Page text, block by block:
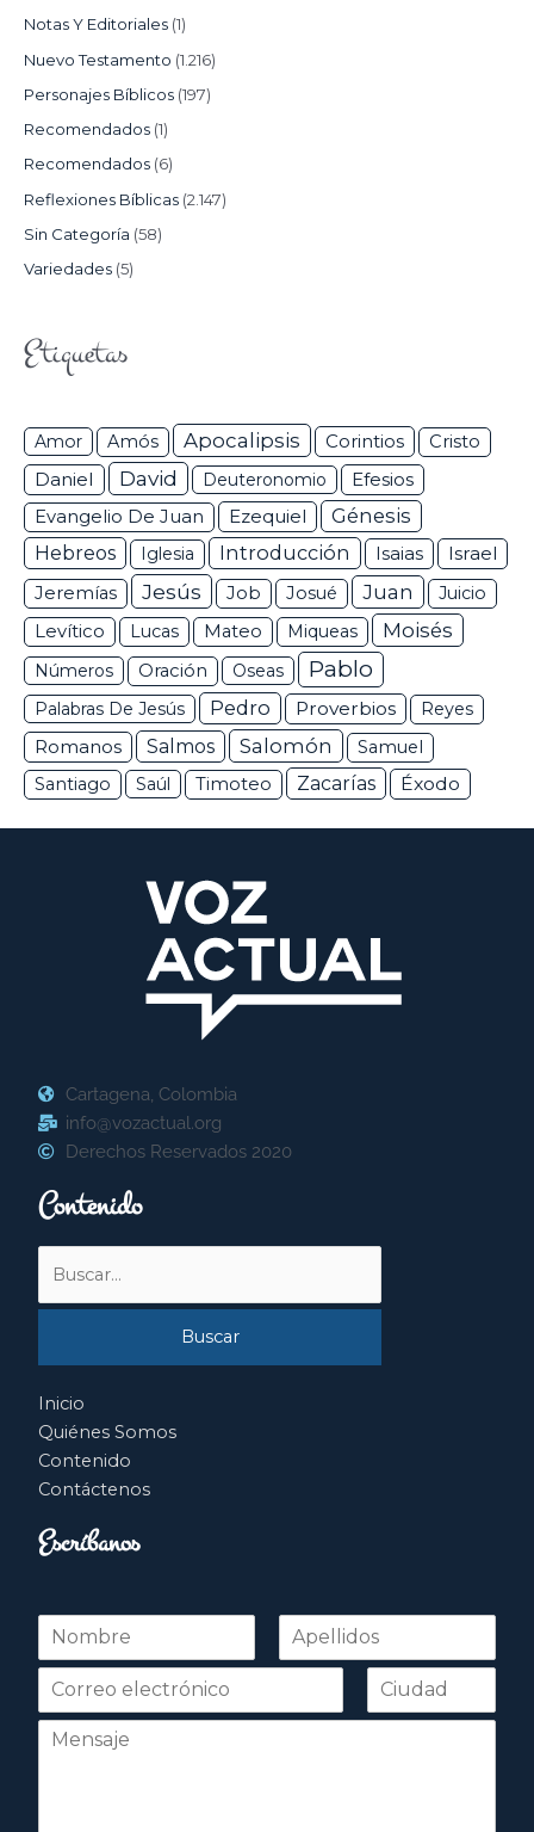
Notas Y Editoriales (1)
Nuevo Testamento (1.216)
Personajes Bíblicos (197)
Recomendados (1)
Recomendados (6)
Reflexiones Bíblicas (2.147)
Sin Categoría (58)
Variedades (5)
Etiquetas
Amor Amós Apocalipsis Corintios Cristo
Daniel David Deuteronomio Efesios
Evangelio De Juan Ezequiel
Génesis
Hebreos
Iglesia Introducción Isaias Israel
Jeremías Jesús Job Josué Juan
Juicio
Levítico
Lucas Mateo Miqueas Moisés
Números Oración Oseas Pablo
Palabras De Jesús Pedro Proverbios Reyes
Romanos Salmos Salomón
Samuel
Santiago
Saúl Timoteo Zacarías Éxodo
Cartagena, Colombia
info@vozactual.org
Derechos Reservados 2020
Contenido
por:
Inicio
Quiénes Somos
Contenido
Contáctenos
Escríbanos
N
m
r
Nombre Apellidos